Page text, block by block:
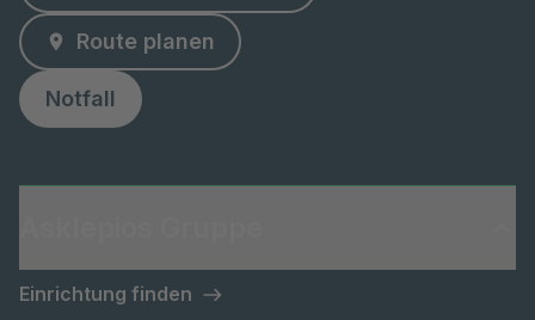
Route planen
Notfall
Einrichtung finden